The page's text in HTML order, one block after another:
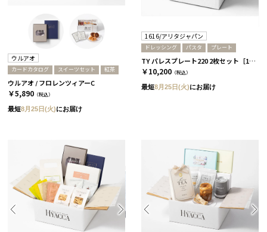
ウルアオ
カードカタログ スイーツセット 紅茶
ウルアオ / フロレンツィアーC
￥5,890 （税込）
最短8月25日(火)にお届け
1616/アリタジャパン
ドレッシング パスタ プレート
TY パレスプレート220 2枚セット［1616/アリタジャパン］+ドレッシング+パスタ
￥10,200 （税込）
最短8月25日(火)にお届け